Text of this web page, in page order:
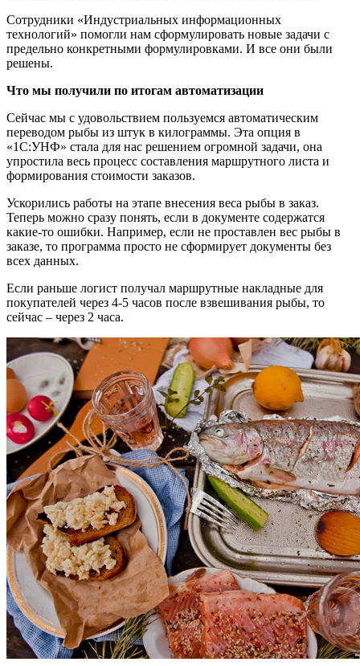
Сотрудники «Индустриальных информационных
технологий» помогли нам сформулировать новые задачи с
предельно конкретными формулировками. И все они были
решены.
Что мы получили по итогам автоматизации
Сейчас мы с удовольствием пользуемся автоматическим
переводом рыбы из штук в килограммы. Эта опция в
«1С:УНФ» стала для нас решением огромной задачи, она
упростила весь процесс составления маршрутного листа и
формирования стоимости заказов.
Ускорились работы на этапе внесения веса рыбы в заказ.
Теперь можно сразу понять, если в документе содержатся
какие-то ошибки. Например, если не проставлен вес рыбы в
заказе, то программа просто не сформирует документы без
всех данных.
Если раньше логист получал маршрутные накладные для
покупателей через 4-5 часов после взвешивания рыбы, то
сейчас – через 2 часа.